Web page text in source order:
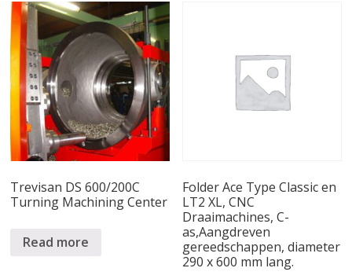
Trevisan DS 600/200C
Turning Machining Center
Read more
Folder Ace Type Classic en
LT2 XL, CNC
Draaimachines, C-
as,Aangdreven
gereedschappen, diameter
290 x 600 mm lang.